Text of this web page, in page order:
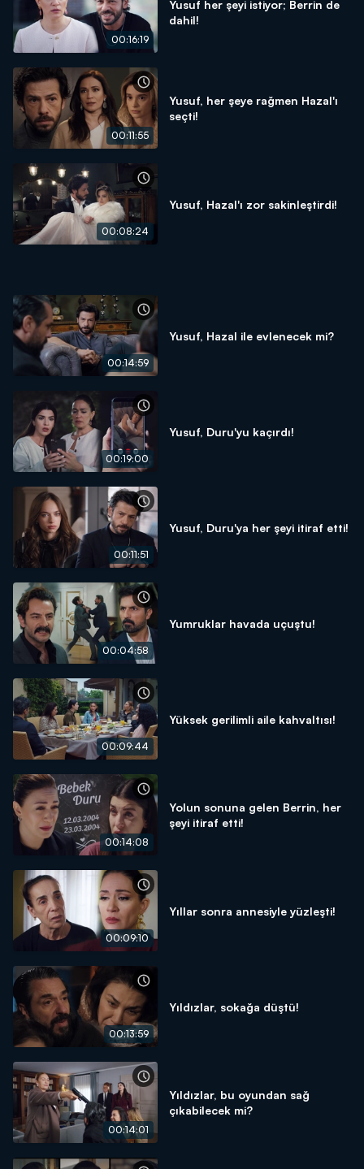
00:16:19
Yusuf her şeyi istiyor; Berrin de
dahil!
00:11:55
Yusuf, her şeye rağmen Hazal'ı
seçti!
00:08:24
Yusuf, Hazal'ı zor sakinleştirdi!
00:14:59
Yusuf, Hazal ile evlenecek mi?
00:19:00
Yusuf, Duru'yu kaçırdı!
00:11:51
Yusuf, Duru'ya her şeyi itiraf etti!
00:04:58
Yumruklar havada uçuştu!
00:09:44
Yüksek gerilimli aile kahvaltısı!
00:14:08
Yolun sonuna gelen Berrin, her
şeyi itiraf etti!
00:09:10
Yıllar sonra annesiyle yüzleşti!
00:13:59
Yıldızlar, sokağa düştü!
00:14:01
Yıldızlar, bu oyundan sağ
çıkabilecek mi?